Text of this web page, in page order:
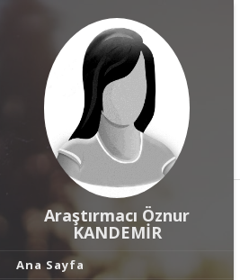
Araştırmacı Öznur
KANDEMİR
Ana Sayfa